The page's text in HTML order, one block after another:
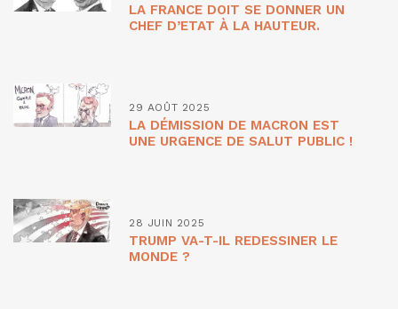
LA FRANCE DOIT SE DONNER UN
CHEF D’ETAT À LA HAUTEUR.
29 AOÛT 2025
LA DÉMISSION DE MACRON EST
UNE URGENCE DE SALUT PUBLIC !
28 JUIN 2025
TRUMP VA-T-IL REDESSINER LE
MONDE ?